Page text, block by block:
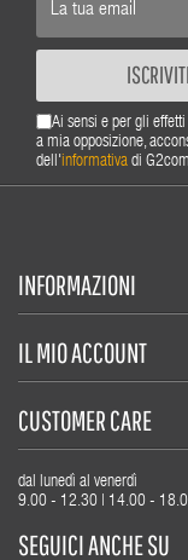
Ai sensi e per gli
a mia opposizione,
dell'informativa di
INFORMAZIONI
IL MIO ACCOUNT
CUSTOMER CARE
dal lunedì al venerdì
9.00 - 12.30 | 14.00 -
SEGUICI ANCHE SU